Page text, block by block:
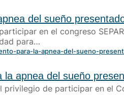
Ferroviario
Soluciones VDF lado red
Soluciones VDF lado motor
Estabilizadores
del sueño
en el congreso
para…
para-la-apnea-del-sueno-
apnea del sueño
privilegio de participar en el